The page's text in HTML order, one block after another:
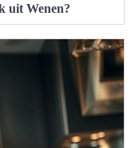
uit Wenen?